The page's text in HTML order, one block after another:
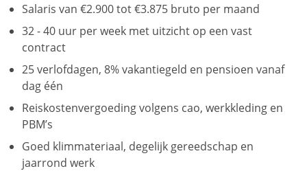
Salaris van €2.900 tot €3.875 bruto per maand
32 - 40 uur per week met uitzicht op een vast
contract
25 verlofdagen, 8% vakantiegeld en pensioen vanaf
dag één
Reiskostenvergoeding volgens cao, werkkleding en
PBM’s
Goed klimmateriaal, degelijk gereedschap en
jaarrond werk